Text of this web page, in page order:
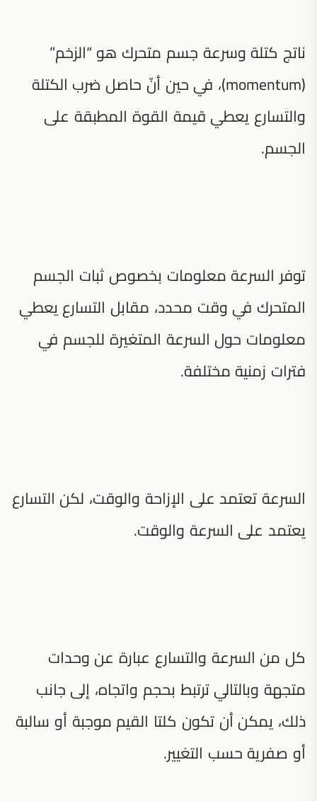
ناتج كتلة وسرعة جسم متحرك هو “الزخم”
(momentum)، في حين أنّ حاصل ضرب الكتلة
والتسارع يعطي قيمة القوة المطبقة على
الجسم.
توفر السرعة معلومات بخصوص ثبات الجسم
المتحرك في وقت محدد، مقابل التسارع يعطي
معلومات حول السرعة المتغيرة للجسم في
فترات زمنية مختلفة.
السرعة تعتمد على الإزاحة والوقت، لكن التسارع
يعتمد على السرعة والوقت.
كل من السرعة والتسارع عبارة عن وحدات
متجهة وبالتالي ترتبط بحجم واتجاه، إلى جانب
ذلك، يمكن أن تكون كلتا القيم موجبة أو سالبة
أو صفرية حسب التغيير.